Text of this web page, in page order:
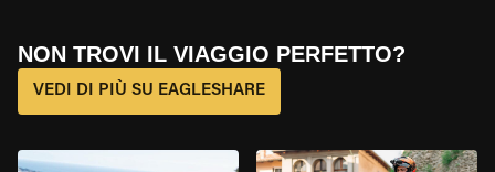
NON TROVI IL VIAGGIO PERFETTO?
VEDI DI PIÙ SU EAGLESHARE